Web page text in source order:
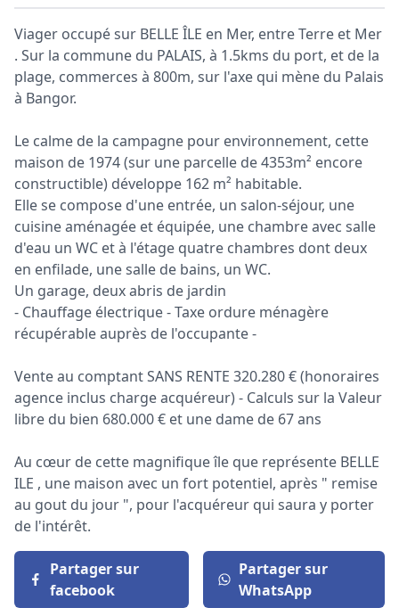
Viager occupé sur BELLE ÎLE en Mer, entre Terre et Mer
. Sur la commune du PALAIS, à 1.5kms du port, et de la
plage, commerces à 800m, sur l'axe qui mène du Palais
à Bangor.
Le calme de la campagne pour environnement, cette
maison de 1974 (sur une parcelle de 4353m² encore
constructible) développe 162 m² habitable.
Elle se compose d'une entrée, un salon-séjour, une
cuisine aménagée et équipée, une chambre avec salle
d'eau un WC et à l'étage quatre chambres dont deux
en enfilade, une salle de bains, un WC.
Un garage, deux abris de jardin
- Chauffage électrique - Taxe ordure ménagère
récupérable auprès de l'occupante -
Vente au comptant SANS RENTE 320.280 € (honoraires
agence inclus charge acquéreur) - Calculs sur la Valeur
libre du bien 680.000 € et une dame de 67 ans
Au cœur de cette magnifique île que représente BELLE
ILE , une maison avec un fort potentiel, après " remise
au gout du jour ", pour l'acquéreur qui saura y porter
de l'intérêt.
Partager sur
facebook
Partager sur
WhatsApp